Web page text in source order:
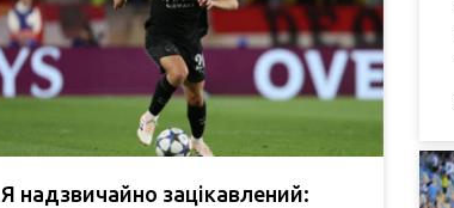
Я надзвичайно зацікавлений: